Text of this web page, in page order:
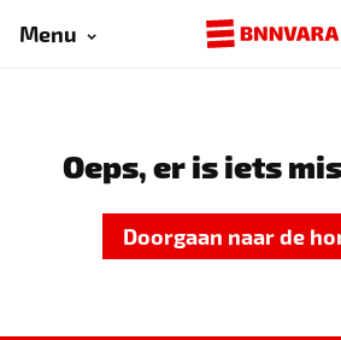
Menu
Oeps, er is iets
Doorgaan naar de